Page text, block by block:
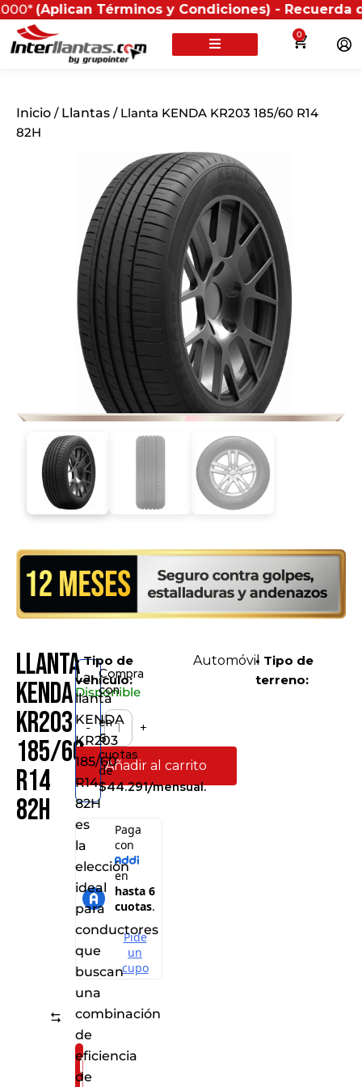
Términos y Condiciones) - Recuerda que si
0
Inicio / Llantas / Llanta KENDA KR203 185/60 R14
82H
Llanta
KENDA
KR203
185/60
R14
82H
Consíguelo
Disponible
- +
Añadir al carrito
Comparar
Compra
con
en
6
cuotas
de
$44.291/mensual.
La
llanta
KENDA
KR203
185/60
R14
82H
es
la
elección
ideal
para
conductores
que
buscan
una
combinación
de
eficiencia
de
• Tipo de
vehículo:
Automóvil• Tipo de
terreno: